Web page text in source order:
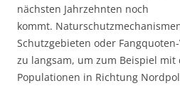
nächsten Jahrzehnten noch
kommt.
Schutzgebieten oder
zu langsam, um zum Beispiel
Populationen in Richtung